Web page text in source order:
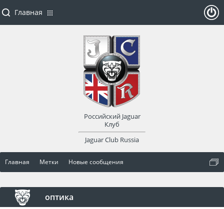
Главная Метки Новые сообщения
оптика
Главная
Российский Jaguar
Клуб
Jaguar Club Russia
оват